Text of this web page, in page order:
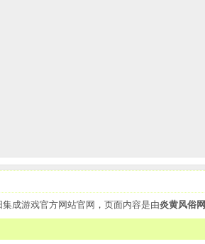
集成游戏官方网站官网，页面内容是由炎黄风俗网